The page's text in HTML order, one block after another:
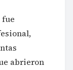
abrieron